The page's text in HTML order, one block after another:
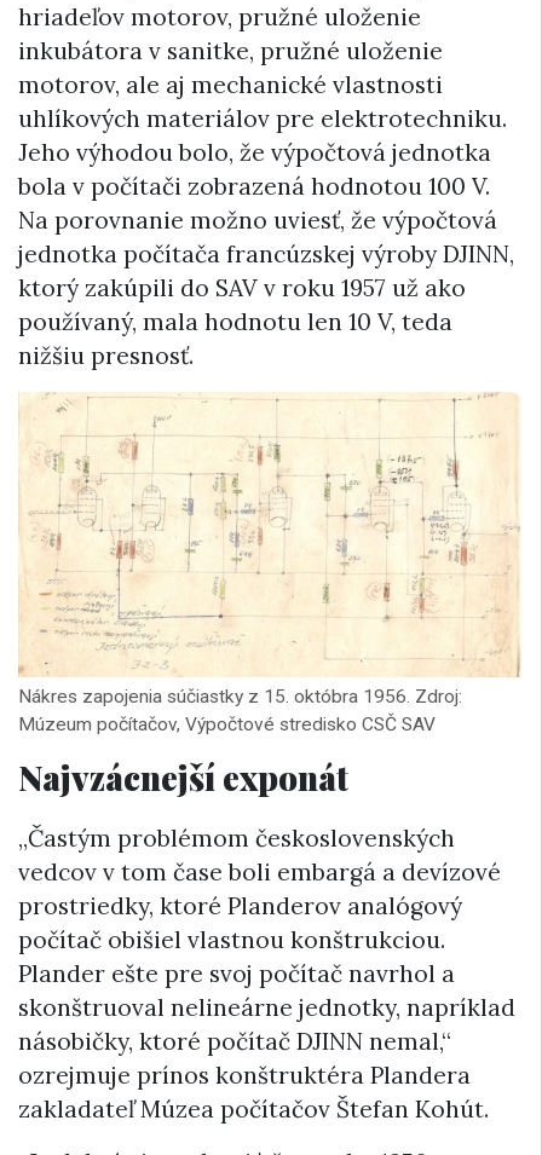
hriadeľov motorov, pružné uloženie
inkubátora v sanitke, pružné uloženie
motorov, ale aj mechanické vlastnosti
uhlíkových materiálov pre elektrotechniku.
Jeho výhodou bolo, že výpočtová jednotka
bola v počítači zobrazená hodnotou 100 V.
Na porovnanie možno uviesť, že výpočtová
jednotka počítača francúzskej výroby DJINN,
ktorý zakúpili do SAV v roku 1957 už ako
používaný, mala hodnotu len 10 V, teda
nižšiu presnosť.
Nákres zapojenia súčiastky z 15. októbra 1956. Zdroj:
Múzeum počítačov, Výpočtové stredisko CSČ SAV
Najvzácnejší exponát
„Častým problémom československých
vedcov v tom čase boli embargá a devízové
prostriedky, ktoré Planderov analógový
počítač obišiel vlastnou konštrukciou.
Plander ešte pre svoj počítač navrhol a
skonštruoval nelineárne jednotky, napríklad
násobičky, ktoré počítač DJINN nemal,“
ozrejmuje prínos konštruktéra Plandera
zakladateľ Múzea počítačov Štefan Kohút.